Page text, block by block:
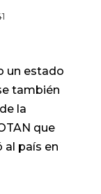
un estado
también
la
que
al país en